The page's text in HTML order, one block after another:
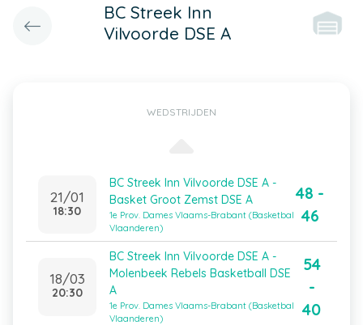
BC Streek Inn
Vilvoorde DSE A
WEDSTRIJDEN
21/01
18:30
BC Streek Inn Vilvoorde DSE A -
Basket Groot Zemst DSE A
1e Prov. Dames Vlaams-Brabant (Basketbal
Vlaanderen)
48 -
46
18/03
20:30
BC Streek Inn Vilvoorde DSE A -
Molenbeek Rebels Basketball DSE
A
1e Prov. Dames Vlaams-Brabant (Basketbal
Vlaanderen)
54
-
40